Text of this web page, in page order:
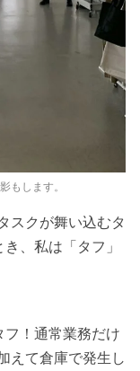
もします。
スクが舞い込むタ
、私は「タフ」
フ！通常業務だけ
えて倉庫で発生し